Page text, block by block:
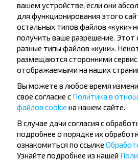
Жадаеце
падарожнічаць
танней?
Не прапусці спецыяльныя
цікавыя прапановы INFOBUS.
атрыманне навін і
вашем устройстве, если они
для функционирования этого
остальных типов файлов «куки»
получить ваше разрешение. Этот
разные типы файлов «куки».
размещаются сторонними
отображаемыми на наших
Вы можете в любое время
свое согласие с Политика в
файлов cookie на нашем сайте.
В случае дачи согласия с
подробнее о порядке их
ознакомиться по ссылке
Узнайте подробнее из нашей